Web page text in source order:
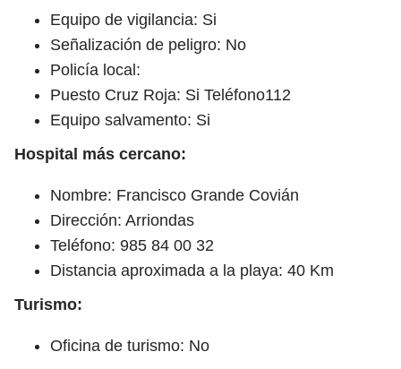
Equipo de vigilancia: Si
Señalización de peligro: No
Policía local:
Puesto Cruz Roja: Si Teléfono112
Equipo salvamento: Si
Hospital más cercano:
Nombre: Francisco Grande Covián
Dirección: Arriondas
Teléfono: 985 84 00 32
Distancia aproximada a la playa: 40 Km
Turismo:
Oficina de turismo: No